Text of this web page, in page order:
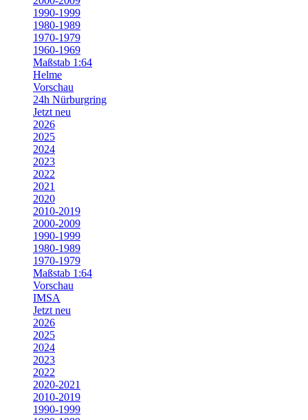
1990-1999
1980-1989
1970-1979
1960-1969
Maßstab 1:64
Helme
Vorschau
24h Nürburgring
Jetzt neu
2026
2025
2024
2023
2022
2021
2020
2010-2019
2000-2009
1990-1999
1980-1989
1970-1979
Maßstab 1:64
Vorschau
IMSA
Jetzt neu
2026
2025
2024
2023
2022
2020-2021
2010-2019
1990-1999